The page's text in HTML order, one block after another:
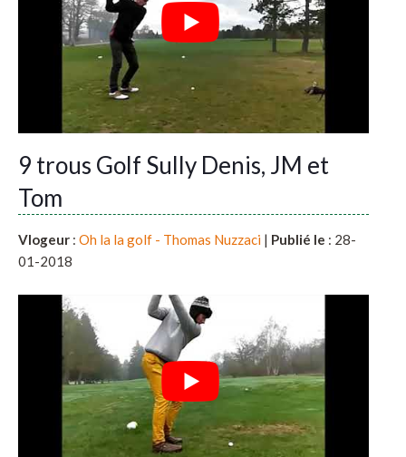
9 trous Golf Sully Denis, JM et
Tom
Vlogeur : Oh la la golf - Thomas Nuzzaci | Publié le : 28-
01-2018